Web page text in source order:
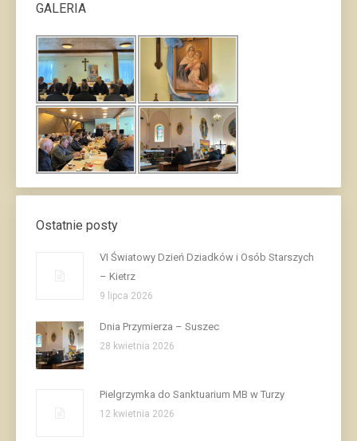
GALERIA
Ostatnie posty
VI Światowy Dzień Dziadków i Osób Starszych
– Kietrz
9 lipca 2026
Dnia Przymierza – Suszec
28 kwietnia 2026
Pielgrzymka do Sanktuarium MB w Turzy
12 kwietnia 2026